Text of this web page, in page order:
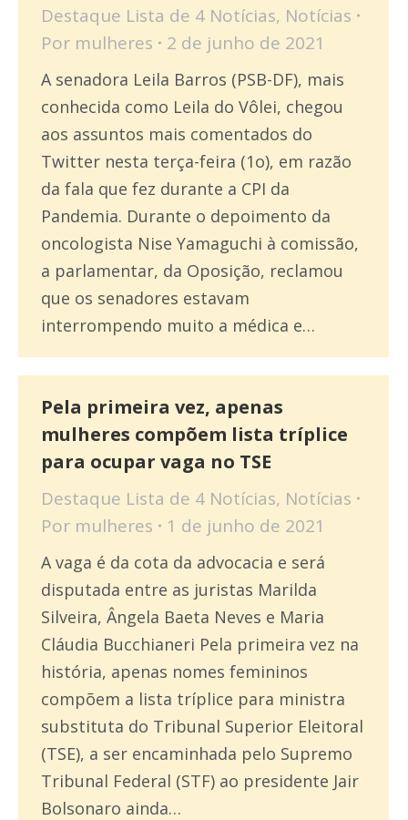
Destaque Lista de 4 Notícias, Notícias
Por mulheres 2 de junho de 2021
A senadora Leila Barros (PSB-DF), mais
conhecida como Leila do Vôlei, chegou
aos assuntos mais comentados do
Twitter nesta terça-feira (1o), em razão
da fala que fez durante a CPI da
Pandemia. Durante o depoimento da
oncologista Nise Yamaguchi à comissão,
a parlamentar, da Oposição, reclamou
que os senadores estavam
interrompendo muito a médica e…
Pela primeira vez, apenas
mulheres compõem lista tríplice
para ocupar vaga no TSE
Destaque Lista de 4 Notícias, Notícias
Por mulheres 1 de junho de 2021
A vaga é da cota da advocacia e será
disputada entre as juristas Marilda
Silveira, Ângela Baeta Neves e Maria
Cláudia Bucchianeri Pela primeira vez na
história, apenas nomes femininos
compõem a lista tríplice para ministra
substituta do Tribunal Superior Eleitoral
(TSE), a ser encaminhada pelo Supremo
Tribunal Federal (STF) ao presidente Jair
Bolsonaro ainda…